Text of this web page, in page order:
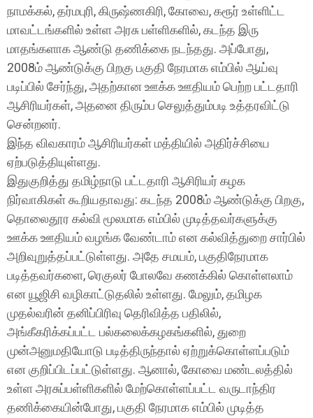
நாமக்கல், தர்மபுரி, கிருஷ்ணகிரி, கோவை, கரூர் உள்ளிட்ட
மாவட்டங்களில் உள்ள அரசு பள்ளிகளில், கடந்த இரு
மாதங்களாக ஆண்டு தணிக்கை நடந்தது. அப்போது,
2008ம் ஆண்டுக்கு பிறகு பகுதி நேரமாக எம்பில் ஆய்வு
படிப்பில் சேர்ந்து, அதற்கான ஊக்க ஊதியம் பெற்ற பட்டதாரி
ஆசிரியர்கள், அதனை திரும்ப செலுத்தும்படி உத்தரவிட்டு
சென்றனர்.
இந்த விவகாரம் ஆசிரியர்கள் மத்தியில் அதிர்ச்சியை
ஏற்படுத்தியுள்ளது.
இதுகுறித்து தமிழ்நாடு பட்டதாரி ஆசிரியர் கழக
நிர்வாகிகள் கூறியதாவது: கடந்த 2008ம் ஆண்டுக்கு பிறகு,
தொலைதூர கல்வி மூலமாக எம்பில் முடித்தவர்களுக்கு
ஊக்க ஊதியம் வழங்க வேண்டாம் என கல்வித்துறை சார்பில்
அறிவுறுத்தப்பட்டுள்ளது. அதே சமயம், பகுதிநேரமாக
படித்தவர்களை, ரெகுலர் போலவே கணக்கில் கொள்ளலாம்
என யூஜிசி வழிகாட்டுதலில் உள்ளது. மேலும், தமிழக
முதல்வரின் தனிப்பிரிவு தெரிவித்த பதிலில்,
அங்கீகரிக்கப்பட்ட பல்கலைக்கழகங்களில், துறை
முன்அனுமதியோடு படித்திருந்தால் ஏற்றுக்கொள்ளப்படும்
என குறிப்பிடப்பட்டுள்ளது. ஆனால், கோவை மண்டலத்தில்
உள்ள அரசுப்பள்ளிகளில் மேற்கொள்ளப்பட்ட வருடாந்திர
தணிக்கையின்போது, பகுதி நேரமாக எம்பில் முடித்த